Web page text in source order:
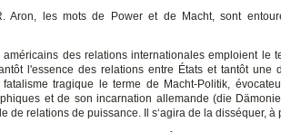
Aron, les mots de Power et de Macht, sont
américains des relations internationales emploient le
l'essence des relations entre États et tantôt une
tragique le terme de Macht-Politik,
et de son incarnation allemande (die
de relations de puissance. Il s‘agira de la disséquer, à